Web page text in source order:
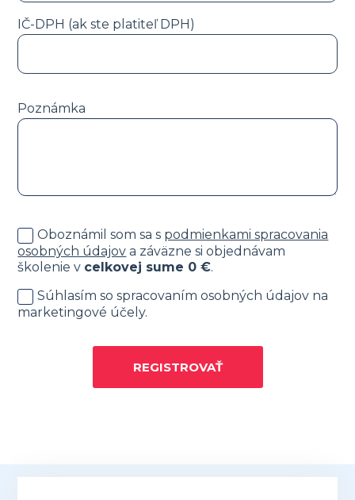
IČ-DPH (ak ste platiteľ DPH)
Poznámka
Oboznámil som sa s podmienkami spracovania
osobných údajov a záväzne si objednávam
školenie v celkovej sume 0 €.
Súhlasím so spracovaním osobných údajov na
marketingové účely.
REGISTROVAŤ